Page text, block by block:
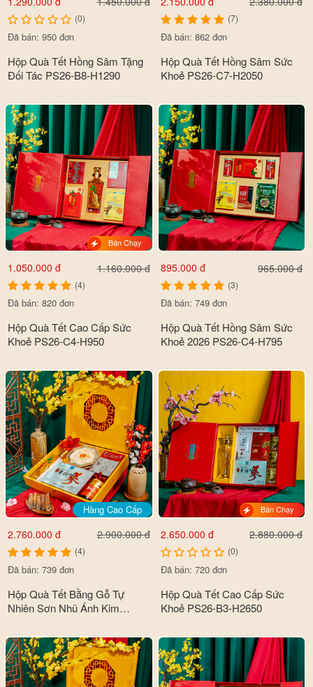
(0)
Đã bán: 950 đơn
Hộp Quà Tết Hồng Sâm Tặng
Đối Tác PS26-B8-H1290
(7)
Đã bán: 862 đơn
Hộp Quà Tết Hồng Sâm Sức
Khoẻ PS26-C7-H2050
Bán Chạy
1.050.000 đ 1.160.000 đ
(4)
Đã bán: 820 đơn
Hộp Quà Tết Cao Cấp Sức
Khoẻ PS26-C4-H950
895.000 đ 965.000 đ
(3)
Đã bán: 749 đơn
Hộp Quà Tết Hồng Sâm Sức
Khoẻ 2026 PS26-C4-H795
Hàng Cao Cấp
2.760.000 đ 2.900.000 đ
(4)
Đã bán: 739 đơn
Hộp Quà Tết Bằng Gỗ Tự
Nhiên Sơn Nhũ Ánh Kim
B6-HQ2560
Bán Chạy
2.650.000 đ 2.880.000 đ
(0)
Đã bán: 720 đơn
Hộp Quà Tết Cao Cấp Sức
Khoẻ PS26-B3-H2650